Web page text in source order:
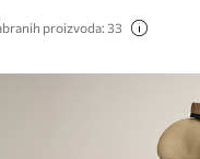
proizvoda: 33